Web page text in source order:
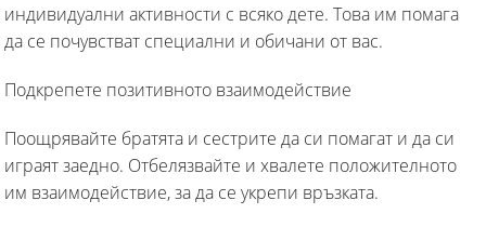
индивидуални активности с всяко дете. Това им помага
да се почувстват специални и обичани от вас.
Подкрепете позитивното взаимодействие
Поощрявайте братята и сестрите да си помагат и да си
играят заедно. Отбелязвайте и хвалете положителното
им взаимодействие, за да се укрепи връзката.